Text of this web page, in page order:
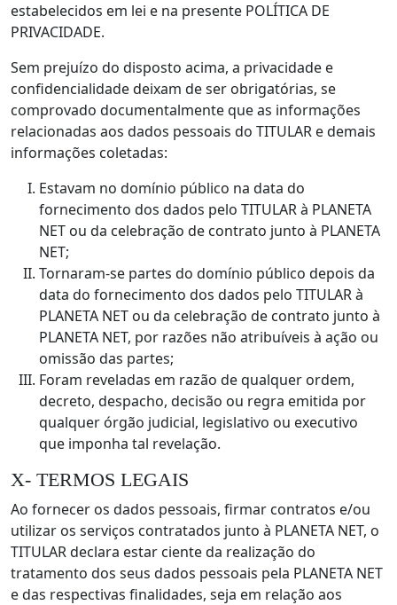
estabelecidos em lei e na presente POLÍTICA DE
PRIVACIDADE.
Sem prejuízo do disposto acima, a privacidade e
confidencialidade deixam de ser obrigatórias, se
comprovado documentalmente que as informações
relacionadas aos dados pessoais do TITULAR e demais
informações coletadas:
Estavam no domínio público na data do
fornecimento dos dados pelo TITULAR à PLANETA
NET ou da celebração de contrato junto à PLANETA
NET;
Tornaram-se partes do domínio público depois da
data do fornecimento dos dados pelo TITULAR à
PLANETA NET ou da celebração de contrato junto à
PLANETA NET, por razões não atribuíveis à ação ou
omissão das partes;
Foram reveladas em razão de qualquer ordem,
decreto, despacho, decisão ou regra emitida por
qualquer órgão judicial, legislativo ou executivo
que imponha tal revelação.
X- TERMOS LEGAIS
Ao fornecer os dados pessoais, firmar contratos e/ou
utilizar os serviços contratados junto à PLANETA NET, o
TITULAR declara estar ciente da realização do
tratamento dos seus dados pessoais pela PLANETA NET
e das respectivas finalidades, seja em relação aos